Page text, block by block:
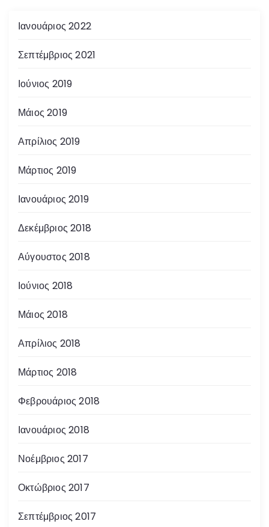
Ιανουάριος 2022
Σεπτέμβριος 2021
Ιούνιος 2019
Μάιος 2019
Απρίλιος 2019
Μάρτιος 2019
Ιανουάριος 2019
Δεκέμβριος 2018
Αύγουστος 2018
Ιούνιος 2018
Μάιος 2018
Απρίλιος 2018
Μάρτιος 2018
Φεβρουάριος 2018
Ιανουάριος 2018
Νοέμβριος 2017
Οκτώβριος 2017
Σεπτέμβριος 2017